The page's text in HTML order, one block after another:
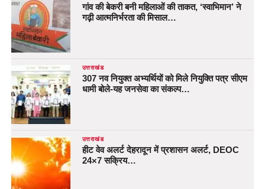
गांव की बेकरी बनी महिलाओं की ताकत, ‘स्वाभिमान’ ने
गढ़ी आत्मनिर्भरता की मिसाल…
उत्तराखंड
307 नव नियुक्त अभ्यर्थियों को मिले नियुक्ति पत्र सीएम
धामी बोले-यह जनसेवा का संकल्प…
उत्तराखंड
हीट वेव अलर्ट देहरादून में प्रशासन अलर्ट, DEOC
24×7 सक्रिय…